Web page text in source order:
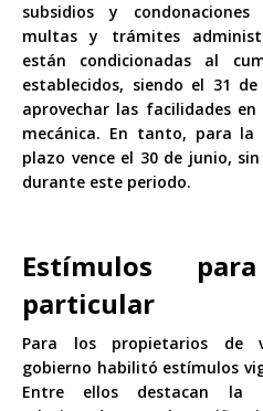
subsidios y
multas y trámites
están condicionadas al
establecidos, siendo el 31
aprovechar las facilidades
mecánica. En tanto, para la
plazo vence el 30 de junio,
durante este periodo.
Estímulos
particular
Para los propietarios de
gobierno habilitó estímulos
Entre ellos destacan la